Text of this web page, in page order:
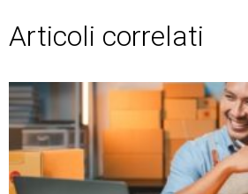
Articoli correlati